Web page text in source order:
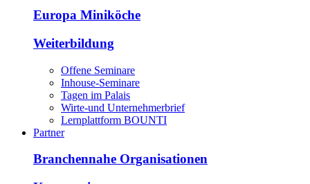
Europa Miniköche
Weiterbildung
Offene Seminare
Inhouse-Seminare
Tagen im Palais
Wirte-und Unternehmerbrief
Lernplattform BOUNTI
Partner
Branchennahe Organisationen